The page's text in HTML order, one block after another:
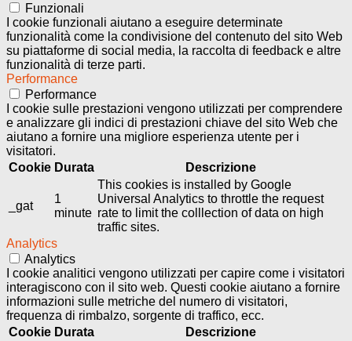
Funzionali
I cookie funzionali aiutano a eseguire determinate
funzionalità come la condivisione del contenuto del sito Web
su piattaforme di social media, la raccolta di feedback e altre
funzionalità di terze parti.
Performance
Performance
I cookie sulle prestazioni vengono utilizzati per comprendere
e analizzare gli indici di prestazioni chiave del sito Web che
aiutano a fornire una migliore esperienza utente per i
visitatori.
Cookie Durata Descrizione
_gat
1
minute
This cookies is installed by Google
Universal Analytics to throttle the request
rate to limit the colllection of data on high
traffic sites.
Analytics
Analytics
I cookie analitici vengono utilizzati per capire come i visitatori
interagiscono con il sito web. Questi cookie aiutano a fornire
informazioni sulle metriche del numero di visitatori,
frequenza di rimbalzo, sorgente di traffico, ecc.
Cookie Durata Descrizione